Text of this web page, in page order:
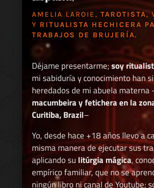
AMELIA LAROIE, TAROTISTA,
Y RITUALISTA HECHICERA
TRABAJOS DE BRUJERÍA.
Déjame presentarme;soy
mi sabiduría y conocimiento han
heredados de mi abuela materna
macumbeira y fetichera en la
Curitiba, Brazil–
Yo, desde hace +18 años llevo a
misma manera de ejecutar sus
aplicando su litúrgia mágica,
empírico familiar, que no se
ningún libro ni canal de Youtube;